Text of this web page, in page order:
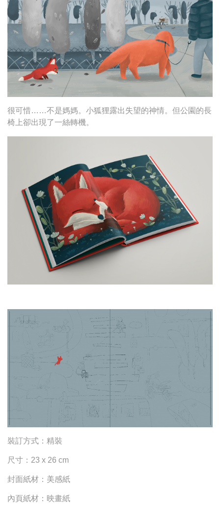
很可惜……不是媽媽。小狐狸露出失望的神情。但公園的長
椅上卻出現了一絲轉機。
裝訂方式：精裝
尺寸：23 x 26 cm
封面紙材：美感紙
內頁紙材：映畫紙